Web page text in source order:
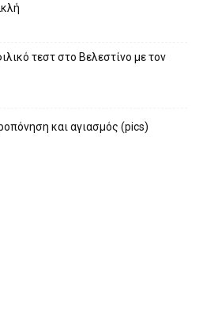
τεστ στο Βελεστίνο με τον
και αγιασμός (pics)